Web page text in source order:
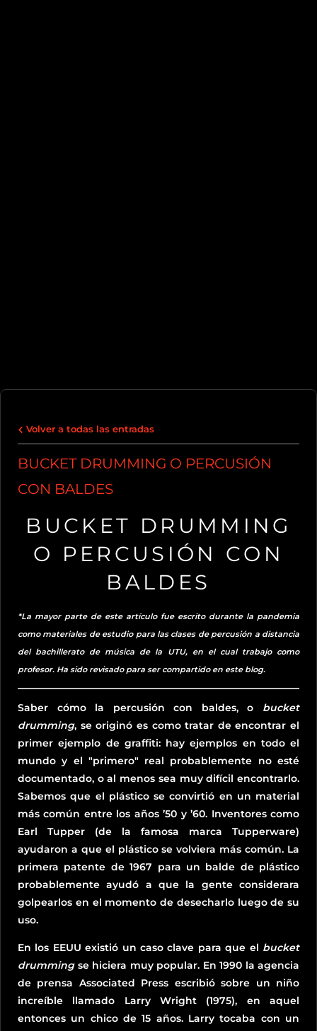
Volver a todas las entradas
BUCKET DRUMMING O PERCUSIÓN
CON BALDES
BUCKET DRUMMING
O PERCUSIÓN CON
BALDES
*La mayor parte de este artículo fue escrito durante la pandemia
como materiales de estudio para las clases de percusión a distancia
del bachillerato de música de la UTU, en el cual trabajo como
profesor. Ha sido revisado para ser compartido en este blog.
Saber cómo la percusión con baldes, o bucket
drumming, se originó es como tratar de encontrar el
primer ejemplo de graffiti: hay ejemplos en todo el
mundo y el "primero" real probablemente no esté
documentado, o al menos sea muy difícil encontrarlo.
Sabemos que el plástico se convirtió en un material
más común entre los años ’50 y ’60. Inventores como
Earl Tupper (de la famosa marca Tupperware)
ayudaron a que el plástico se volviera más común. La
primera patente de 1967 para un balde de plástico
probablemente ayudó a que la gente considerara
golpearlos en el momento de desecharlo luego de su
uso.
En los EEUU existió un caso clave para que el bucket
drummingse hiciera muy popular. En 1990 la agencia
de prensa Associated Press escribió sobre un niño
increíble llamado Larry Wright (1975), en aquel
entonces un chico de 15 años. Larry tocaba con un